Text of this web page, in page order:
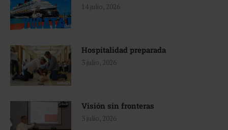
14 julio, 2026
Hospitalidad preparada
3 julio, 2026
Visión sin fronteras
3 julio, 2026